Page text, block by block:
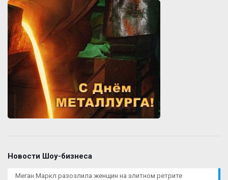
Новости Шоу-бизнеса
Меган Маркл разозлила женщин на элитном ретрите